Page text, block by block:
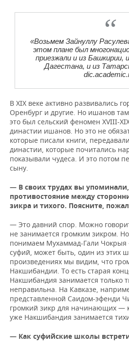
«Возьмем Зайнуллу
этом плане был
приезжали и из Башкирии,
Дагестана, и из
В XIX веке активно развивались
Оренбург и другие. Но ишанов
это был сельский феномен XVIII-
династии ишанов. Но это не
которые писали книги,
династии, которые почитались
показывали чудеса. И это потом
сыну.
— В своих трудах вы
противостояние между
зикра и тихого. Поясните,
— Это давний спор. Можно
не занимается громким зикром.
понимаем Мухаммад-Гали
суфий, может быть, один из этих
произведениях мы видим, что
Накшибандии. То есть старая
Накшибандия занимается только
неправильна. На Кавказе,
представленной Саидом-эфенди
громкий зикр для начинающих —
уже Накшибандия занимается
— Как суфийские школы